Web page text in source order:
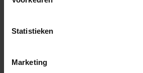
Statistieken
Marketing